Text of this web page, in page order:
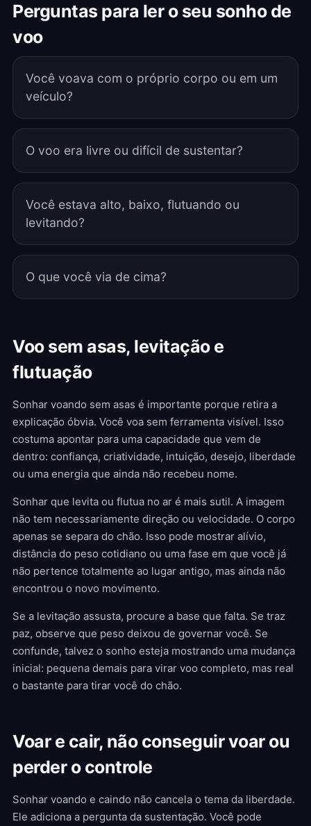
Perguntas para ler o seu sonho de
voo
Você voava com o próprio corpo ou em um
veículo?
O voo era livre ou difícil de sustentar?
Você estava alto, baixo, flutuando ou
levitando?
O que você via de cima?
Voo sem asas, levitação e
flutuação
Sonhar voando sem asas é importante porque retira a
explicação óbvia. Você voa sem ferramenta visível. Isso
costuma apontar para uma capacidade que vem de
dentro: confiança, criatividade, intuição, desejo, liberdade
ou uma energia que ainda não recebeu nome.
Sonhar que levita ou flutua no ar é mais sutil. A imagem
não tem necessariamente direção ou velocidade. O corpo
apenas se separa do chão. Isso pode mostrar alívio,
distância do peso cotidiano ou uma fase em que você já
não pertence totalmente ao lugar antigo, mas ainda não
encontrou o novo movimento.
Se a levitação assusta, procure a base que falta. Se traz
paz, observe que peso deixou de governar você. Se
confunde, talvez o sonho esteja mostrando uma mudança
inicial: pequena demais para virar voo completo, mas real
o bastante para tirar você do chão.
Voar e cair, não conseguir voar ou
perder o controle
Sonhar voando e caindo não cancela o tema da liberdade.
Ele adiciona a pergunta da sustentação. Você pode